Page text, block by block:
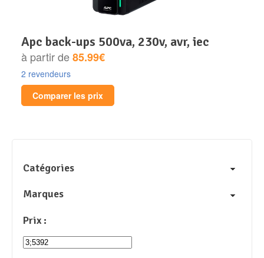
apc back-ups 500va, 230v, avr, iec
à partir de85.99€
2 revendeurs
Comparer les prix
Catégories
Marques
Prix :